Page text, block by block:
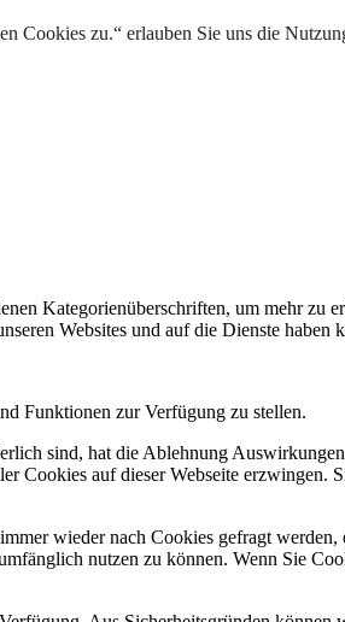
zu.“ erlauben Sie uns die
Kategorienüberschriften, um mehr zu
Websites und auf die Dienste haben
Funktionen zur Verfügung zu stellen.
sind, hat die Ablehnung
Cookies auf dieser Webseite erzwingen.
wieder nach Cookies gefragt
nutzen zu können. Wenn Sie